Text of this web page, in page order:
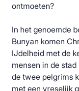
ontmoeten?
In het genoemde
Bunyan komen
IJdelheid met de
mensen in de
de twee pelgrims
met een vreselijk